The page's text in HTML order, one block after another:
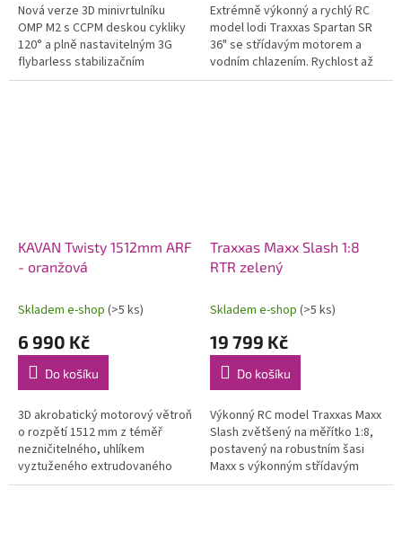
Nová verze 3D minivrtulníku
OMP M2 s CCPM deskou cykliky
120° a plně nastavitelným 3G
flybarless stabilizačním
systémem OFS3+ (přepínatelné
Extrémně výkonný a rychlý RC
model lodi Traxxas Spartan SR
36" se střídavým motorem a
vodním chlazením. Rychlost až
80 km/h. Exkluzivní funkce
KAVAN Twisty 1512mm ARF
- oranžová
Skladem e-shop (>5 ks)
6 990 Kč
Do košíku
3D akrobatický motorový větroň
o rozpětí 1512 mm z téměř
nezničitelného, uhlíkem
vyztuženého extrudovaného
pěnového polyolefinu (EPO).
Traxxas Maxx Slash 1:8
RTR zelený
Skladem e-shop (>5 ks)
19 799 Kč
Do košíku
Výkonný RC model Traxxas Maxx
Slash zvětšený na měřítko 1:8,
postavený na robustním šasi
Maxx s výkonným střídavým
pohonem 6S. Model poskytuje